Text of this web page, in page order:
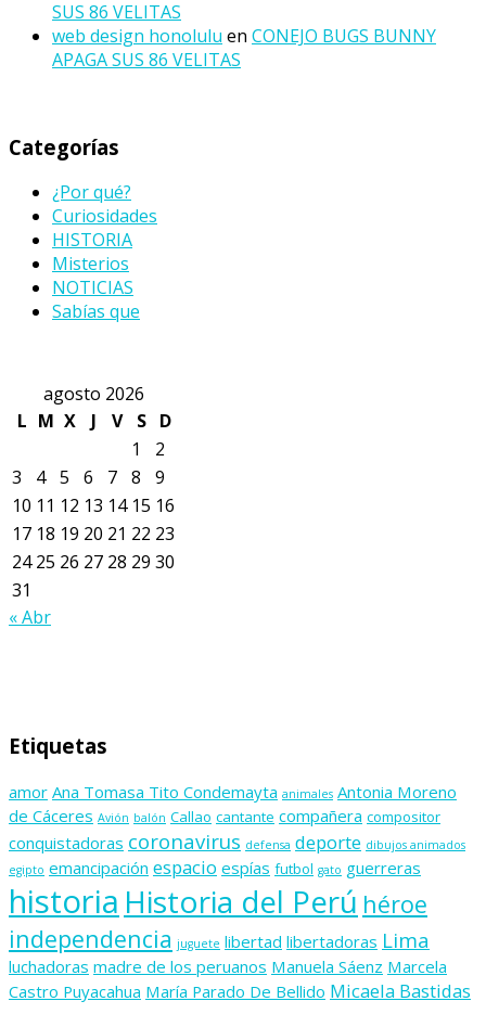
SUS 86 VELITAS
web design honolulu en CONEJO BUGS BUNNY
APAGA SUS 86 VELITAS
Categorías
¿Por qué?
Curiosidades
HISTORIA
Misterios
NOTICIAS
Sabías que
agosto 2026
L M X J V S
D
1
2
3
4 5 6 7 8
9
10 11 12 13 14 15 16
17 18 19 20 21 22 23
24 25 26 27 28 29 30
31
« Abr
Etiquetas
amor Ana Tomasa Tito Condemayta animales Antonia Moreno
de Cáceres Avión balón Callao cantante compañera compositor
conquistadoras coronavirus defensa deporte dibujos animados
egipto emancipación espacio espías futbol gato guerreras
historia Historia del Perú héroe
independencia juguete libertad libertadoras Lima
luchadoras madre de los peruanos Manuela Sáenz Marcela
Castro Puyacahua María Parado De Bellido Micaela Bastidas